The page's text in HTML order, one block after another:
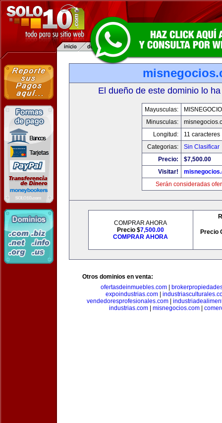
El dueño de este dominio lo
Mayusculas:
Minusculas:
Longitud:
11 caracteres
Categorias:
Sin Clasificar
Precio:
$7,500.00
Visitar!
Serán consideradas
COMPRAR AHORA
Precio $7,500.00
COMPRAR AHORA
Precio
Otros dominios en venta:
ofertasdeinmuebles.com
expoindustrias.com
vendedoresprofesionales.com|
industrias.com
misnegocios.com